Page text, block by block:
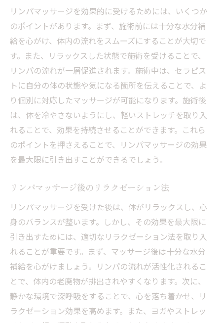
セラピストとの対話でリラックス
地元のプロフェッショナルの施術
心地よさを感じるセラピストの技
リンパの流れを整えて深い癒しを
リンパの流れを整える効果的な方法
深い癒しをもたらすリンパケア
リラックスできる環境での施術
リンパの流れを改善するポイント
心と体を癒すリンパケアの魅力
深い癒しを体感するための施術
リンパマッサージを効果的に受けるためには、いくつか
のポイントがあります。まず、施術前には十分な水分補
給を心がけ、体内の流れをスムーズにすることが大切で
す。また、リラックスした状態で施術を受けることで、
リンパの流れが一層促進されます。施術中は、セラピス
トに自分の体の状態や気になる箇所を伝えることで、よ
り個別に対応したマッサージが可能になります。施術後
は、体を冷やさないようにし、軽いストレッチを取り入
れることで、効果を持続させることができます。これら
のポイントを押さえることで、リンパマッサージの効果
を最大限に引き出すことができるでしょう。
リンパマッサージ後のリラクゼーション法
リンパマッサージを受けた後は、体がリラックスし、心
身のバランスが整います。しかし、その効果を最大限に
引き出すためには、適切なリラクゼーション法を取り入
れることが重要です。まず、マッサージ後は十分な水分
補給を心がけましょう。リンパの流れが活性化されるこ
とで、体内の老廃物が排出されやすくなります。次に、
静かな環境で深呼吸をすることで、心を落ち着かせ、リ
ラクゼーション効果を高めます。また、ヨガやストレッ